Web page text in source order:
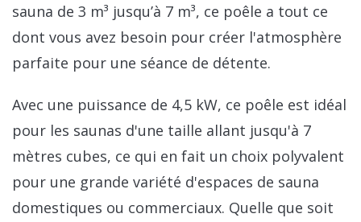
sauna de 3 m³ jusqu’à 7 m³, ce poêle a tout ce
dont vous avez besoin pour créer l'atmosphère
parfaite pour une séance de détente.
Avec une puissance de 4,5 kW, ce poêle est idéal
pour les saunas d'une taille allant jusqu'à 7
mètres cubes, ce qui en fait un choix polyvalent
pour une grande variété d'espaces de sauna
domestiques ou commerciaux. Quelle que soit